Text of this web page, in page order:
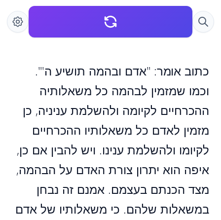
כתוב אומר: "אדם ובהמה תושיע ה'".
וכמו שמזמין לבהמה כל משאלותיה
ההכרחיים לקיומה ולהשלמת עניניה, כן
מזמין לאדם כל משאלותיו ההכרחיים
לקיומו ולהשלמת ענינו. ויש להבין אם כן,
איפה הוא יתרון צורת האדם על הבהמה,
מצד הכנתם בעצמם. אמנם זה נבחן
במשאלות שלהם. כי משאלותיו של אדם